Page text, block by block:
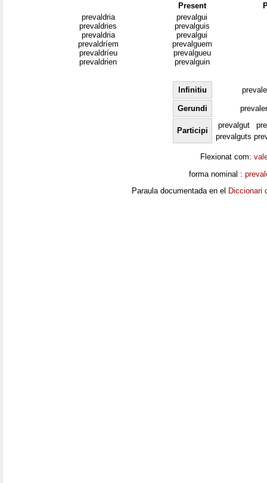
Present
prevaldria
prevaldries
prevaldria
prevaldríem
prevaldríeu
prevaldrien
prevalgui
prevalguis
prevalgui
prevalguem
prevalgueu
prevalguin
Infinitiu
Gerundi
Participi
prevalgut
prevalguts
Flexionat com:
forma nominal :
Paraula documentada en el Diccionari